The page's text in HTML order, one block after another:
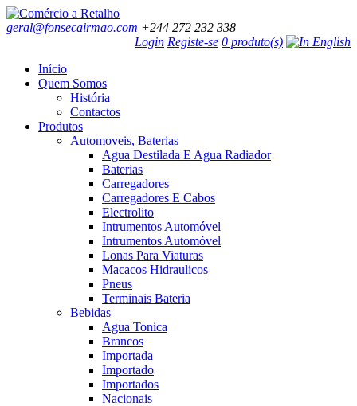
geral@fonsecairmao.com +244 272 232 338
Login Registe-se 0 produto(s)
Início
Quem Somos
História
Contactos
Produtos
Automoveis, Baterias
Agua Destilada E Agua Radiador
Baterias
Carregadores
Carregadores E Cabos
Electrolito
Intrumentos Automóvel
Intrumentos Automóvel
Lonas Para Viaturas
Macacos Hidraulicos
Pneus
Terminais Bateria
Bebidas
Agua Tonica
Brancos
Importada
Importado
Importados
Nacionais